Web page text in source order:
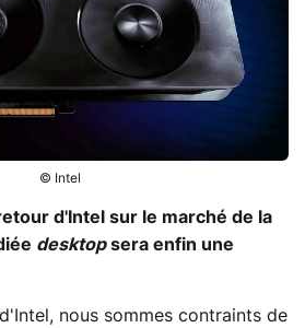
© Intel
d'Intel sur le marché de la
desktopsera enfin une
nous sommes contraints de